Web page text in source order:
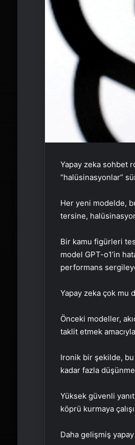
Yapay zeka sohbet
“halüsinasyonlar”
Her yeni modelde,
tersine,
Bir kamu figürleri
model GPT-o1’in
performans
Yapay zeka çok mu
Önceki modeller,
taklit etmek
Ironik bir şekilde, bu
kadar fazla düşünme
Yüksek güvenli
köprü kurmaya
Daha gelişmiş